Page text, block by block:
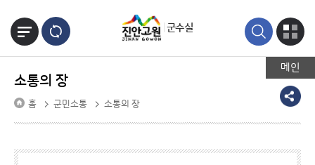
메인
군수실
소통의 장
홈 군민소통 소통의 장